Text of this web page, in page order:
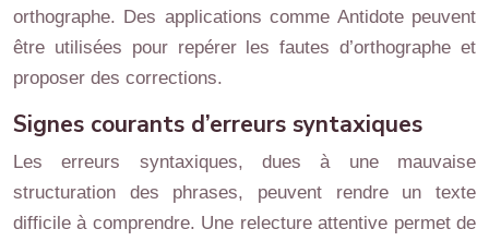
orthographe. Des applications comme Antidote peuvent
être utilisées pour repérer les fautes d’orthographe et
proposer des corrections.
Signes courants d’erreurs syntaxiques
Les erreurs syntaxiques, dues à une mauvaise
structuration des phrases, peuvent rendre un texte
difficile à comprendre. Une relecture attentive permet de